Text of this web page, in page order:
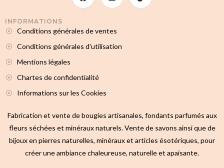
INFORMATIONS
Conditions générales de ventes
Conditions générales d'utilisation
Mentions légales
Chartes de confidentialité
Informations sur les Cookies
Fabrication et vente de bougies artisanales, fondants parfumés aux
fleurs séchées et minéraux naturels. Vente de savons ainsi que de
bijoux en pierres naturelles, minéraux et articles ésotériques, pour
créer une ambiance chaleureuse, naturelle et apaisante.